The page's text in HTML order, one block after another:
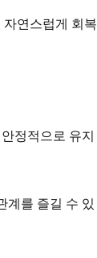
연스럽게 회복
정적으로 유지
계를 즐길 수 있